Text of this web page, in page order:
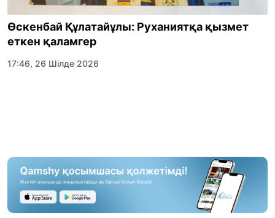
Өскенбай Құлатайұлы: Руханиятқа қызмет
еткен қаламгер
17:46, 26 Шілде 2026